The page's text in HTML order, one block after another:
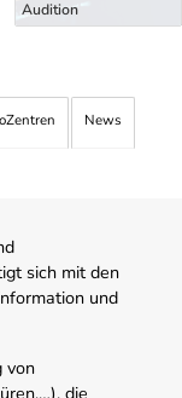
Audition
News
sich mit den
und
von
die